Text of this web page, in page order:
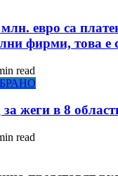
евро са
фирми, това е
read
жеги в 8
read